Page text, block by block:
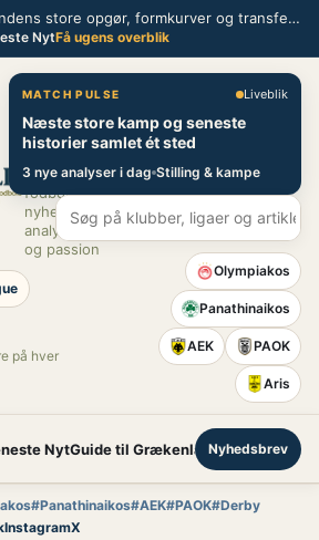
Weekendens store opgør, formkurver og transferblik fra græsk fodbold
NytFå ugens overblik
Græsk Fodbold
Din
hjemmebane
for græsk
fodbold –
nyheder,
analyser
og passion
på hver
MATCH PULSE Liveblik
Næste store kamp og seneste
historier samlet ét sted
3 nye analyser i dag Stilling & kampe
Olympiakos
Panathinaikos
AEK PAOK
Aris
NytGuide til GrækenlandSuper League
Nyhedsbrev
#Panathinaikos#AEK#PAOK#Derby
InstagramX